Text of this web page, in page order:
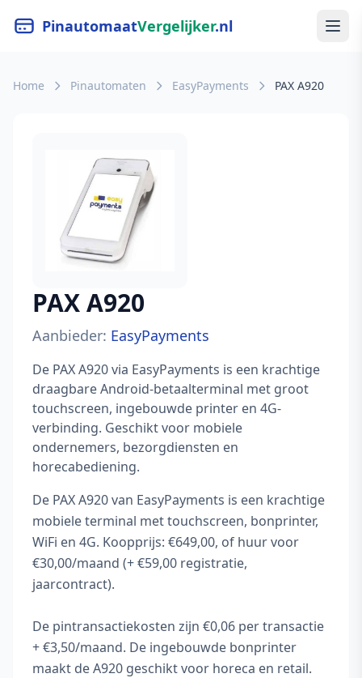
PinautomaatVergelijker.nl
Home Pinautomaten EasyPayments PAX A920
PAX A920
Aanbieder: EasyPayments
De PAX A920 via EasyPayments is een krachtige
draagbare Android-betaalterminal met groot
touchscreen, ingebouwde printer en 4G-
verbinding. Geschikt voor mobiele
ondernemers, bezorgdiensten en
horecabediening.
De PAX A920 van EasyPayments is een krachtige
mobiele terminal met touchscreen, bonprinter,
WiFi en 4G. Koopprijs: €649,00, of huur voor
€30,00/maand (+ €59,00 registratie,
jaarcontract).
De pintransactiekosten zijn €0,06 per transactie
+ €3,50/maand. De ingebouwde bonprinter
maakt de A920 geschikt voor horeca en retail.